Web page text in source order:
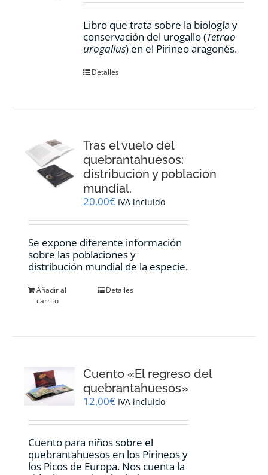
Libro que trata sobre la biología y
conservación del urogallo (Tetrao
urogallus) en el Pirineo aragonés.
Detalles
Tras el vuelo del
quebrantahuesos:
distribución y población
mundial.
20,00€ IVA incluido
Se expone diferente información
sobre las poblaciones y
distribución mundial de la especie.
Añadir al
carrito
Detalles
Cuento «El regreso del
quebrantahuesos»
12,00€ IVA incluido
Cuento para niños sobre el
quebrantahuesos en los Pirineos y
los Picos de Europa. Nos cuenta la